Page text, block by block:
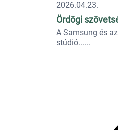
2026.04.23.
Ördögi
A Samsung és
stúdió...